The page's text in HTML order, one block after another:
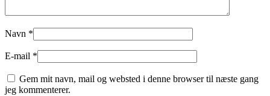
Navn *
E-mail *
Gem mit navn, mail og websted i denne browser til næste gang
jeg kommenterer.